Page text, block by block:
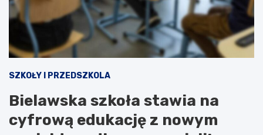
SZKOŁY I PRZEDSZKOLA
Bielawska szkoła stawia na
cyfrową edukację z nowym